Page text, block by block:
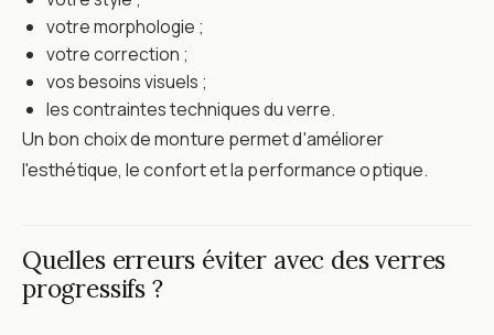
votre morphologie ;
votre correction ;
vos besoins visuels ;
les contraintes techniques du verre.
Un bon choix de monture permet d'améliorer
l'esthétique, le confort et la performance optique.
Quelles erreurs éviter avec des verres
progressifs ?